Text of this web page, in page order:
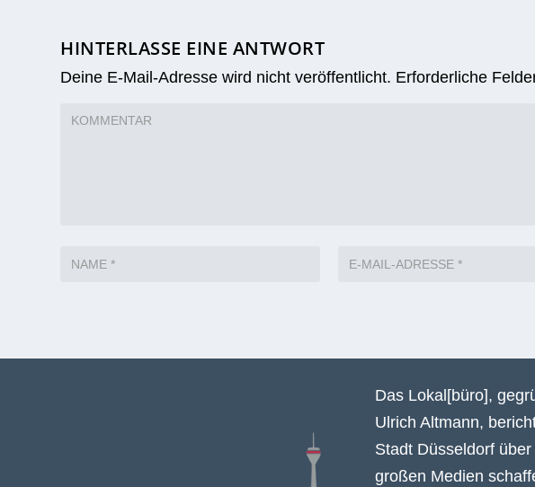
HINTERLASSE EINE ANTWORT
Deine E-Mail-Adresse wird nicht veröffentlicht. Erforderliche
Das Lokal[büro],
Ulrich Altmann,
Stadt Düsseldorf
großen Medien